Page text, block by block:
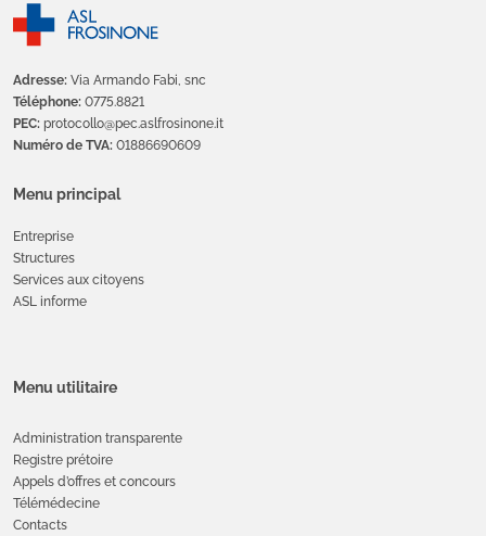
Adresse: Via Armando Fabi, snc
Téléphone: 0775.8821
PEC: protocollo@pec.aslfrosinone.it
Numéro de TVA: 01886690609
Menu principal
Entreprise
Structures
Services aux citoyens
ASL informe
Menu utilitaire
Administration transparente
Registre prétoire
Appels d’offres et concours
Télémédecine
Contacts